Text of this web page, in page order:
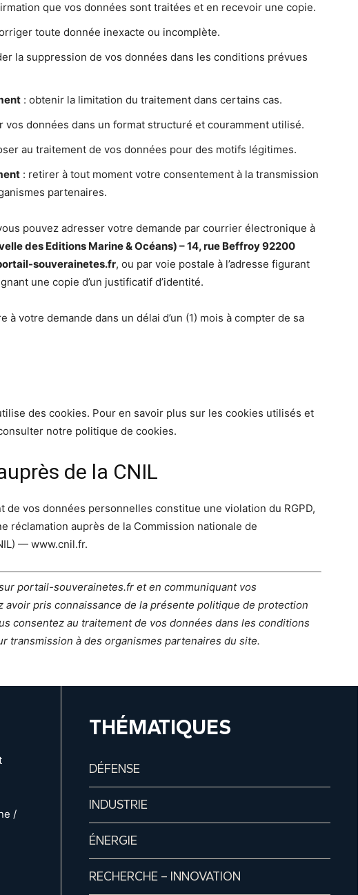
que vos données sont traitées et en recevoir une copie.
toute donnée inexacte ou incomplète.
la suppression de vos données dans les conditions prévues
: obtenir la limitation du traitement dans certains cas.
vos données dans un format structuré et couramment utilisé.
au traitement de vos données pour des motifs légitimes.
: retirer à tout moment votre consentement à la transmission
partenaires.
pouvez adresser votre demande par courrier électronique à
des Editions Marine & Océans) – 14, rue Beffroy 92200
souverainetes.fr, ou par voie postale à l’adresse figurant
une copie d’un justificatif d’identité.
à votre demande dans un délai d’un (1) mois à compter de sa
des cookies. Pour en savoir plus sur les cookies utilisés et
notre politique de cookies.
de la CNIL
de vos données personnelles constitue une violation du RGPD,
réclamation auprès de la Commission nationale de
— www.cnil.fr.
portail-souverainetes.fr et en communiquant vos
avoir pris connaissance de la présente politique de protection
consentez au traitement de vos données dans les conditions
transmission à des organismes partenaires du site.
/
THÉMATIQUES
DÉFENSE
INDUSTRIE
ÉNERGIE
RECHERCHE – INNOVATION